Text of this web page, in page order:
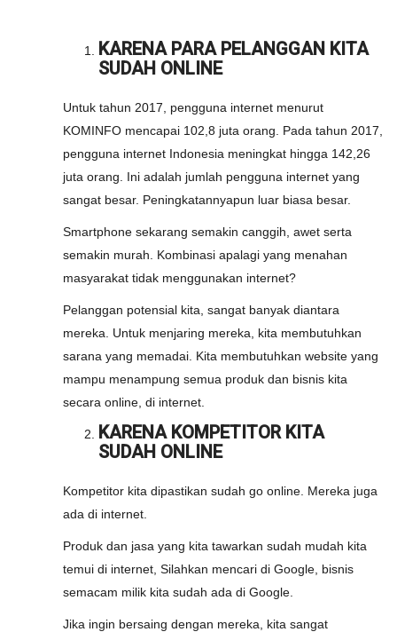
KARENA PARA PELANGGAN KITA
SUDAH ONLINE
Untuk tahun 2017, pengguna internet menurut
KOMINFO mencapai 102,8 juta orang. Pada tahun 2017,
pengguna internet Indonesia meningkat hingga 142,26
juta orang. Ini adalah jumlah pengguna internet yang
sangat besar. Peningkatannyapun luar biasa besar.
Smartphone sekarang semakin canggih, awet serta
semakin murah. Kombinasi apalagi yang menahan
masyarakat tidak menggunakan internet?
Pelanggan potensial kita, sangat banyak diantara
mereka. Untuk menjaring mereka, kita membutuhkan
sarana yang memadai. Kita membutuhkan website yang
mampu menampung semua produk dan bisnis kita
secara online, di internet.
KARENA KOMPETITOR KITA
SUDAH ONLINE
Kompetitor kita dipastikan sudah go online. Mereka juga
ada di internet.
Produk dan jasa yang kita tawarkan sudah mudah kita
temui di internet, Silahkan mencari di Google, bisnis
semacam milik kita sudah ada di Google.
Jika ingin bersaing dengan mereka, kita sangat